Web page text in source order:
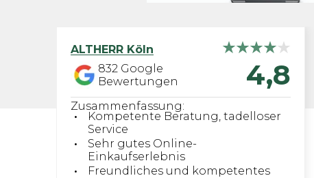
ALTHERR Köln
832 Google
Bewertungen
4,8
Zusammenfassung:
Kompetente Beratung, tadelloser
Service
Sehr gutes Online-
Einkaufserlebnis
Freundliches und kompetentes